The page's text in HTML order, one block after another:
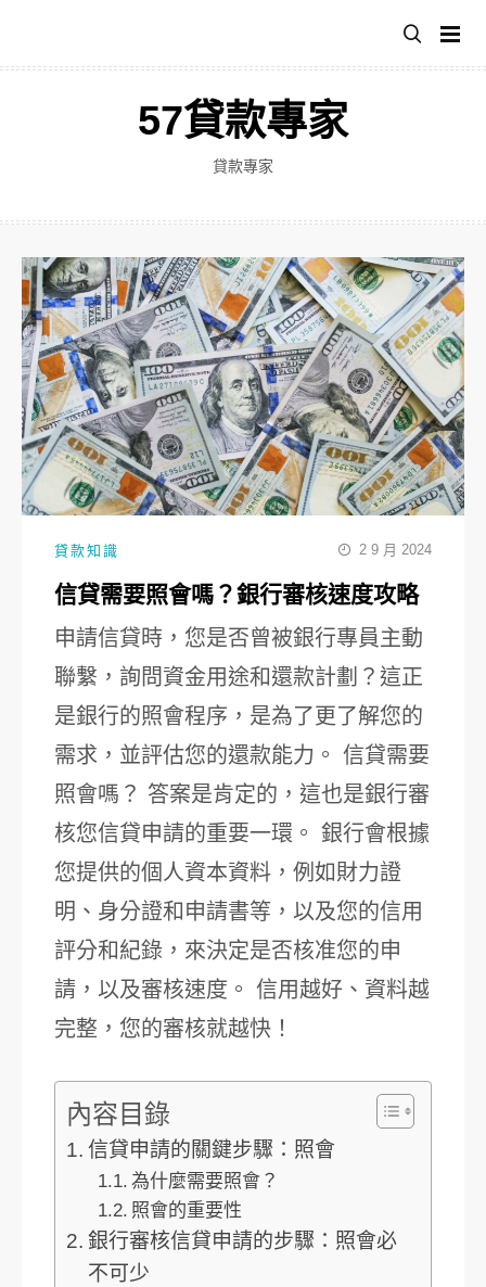
主
57貸款專家
貸款專家
貸款知識 2 9 月 2024
信貸需要照會嗎？銀行審核速度攻略
申請信貸時，您是否曾被銀行專員主動
聯繫，詢問資金用途和還款計劃？這正
是銀行的照會程序，是為了更了解您的
需求，並評估您的還款能力。 信貸需要
照會嗎？ 答案是肯定的，這也是銀行審
核您信貸申請的重要一環。 銀行會根據
您提供的個人資本資料，例如財力證
明、身分證和申請書等，以及您的信用
評分和紀錄，來決定是否核准您的申
請，以及審核速度。 信用越好、資料越
完整，您的審核就越快！
內容目錄
信貸申請的關鍵步驟：照會
為什麼需要照會？
照會的重要性
銀行審核信貸申請的步驟：照會必
不可少